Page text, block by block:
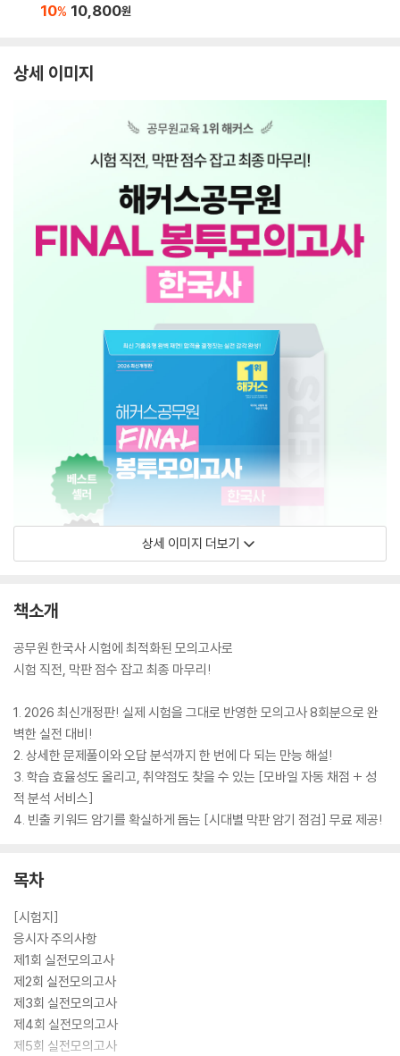
10% 10,800원
상세 이미지
상세 이미지 더보기
책소개
공무원 한국사 시험에 최적화된 모의고사로
시험 직전, 막판 점수 잡고 최종 마무리!
1. 2026 최신개정판! 실제 시험을 그대로 반영한 모의고사 8회분으로 완
벽한 실전 대비!
2. 상세한 문제풀이와 오답 분석까지 한 번에 다 되는 만능 해설!
3. 학습 효율성도 올리고, 취약점도 찾을 수 있는 [모바일 자동 채점 + 성
적 분석 서비스]
4. 빈출 키워드 암기를 확실하게 돕는 [시대별 막판 암기 점검] 무료 제공!
목차
[시험지]
응시자 주의사항
제1회 실전모의고사
제2회 실전모의고사
제3회 실전모의고사
제4회 실전모의고사
제5회 실전모의고사